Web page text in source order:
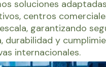
soluciones
centros
garantizando
durabilidad y
internacionales.